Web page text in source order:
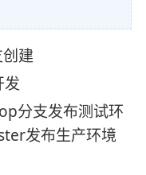
建
发
分支发布测试环
发布生产环境